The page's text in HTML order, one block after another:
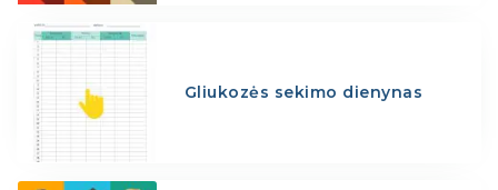
Gliukozės sekimo dienynas